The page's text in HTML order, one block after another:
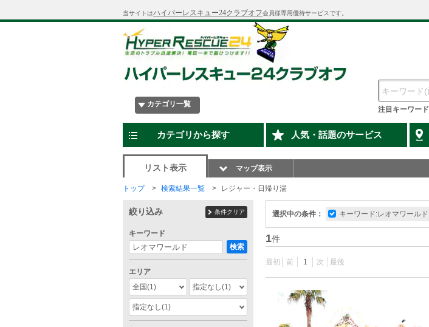
当サイトはハイパーレスキュー24クラブオフ会員様専用優待サービスです。
カテゴリ一覧
注目キーワード
カテゴリから探す 人気・話題のサービス
リスト表示 マップ表示
トップ 検索結果一覧 レジャー・日帰り湯
選択中の条件： キーワード:レオマワールド
1件
最初 前 1 次 最後
絞り込み 条件クリア
キーワード
検索
エリア
全国(1) 指定なし(1)
指定なし(1)